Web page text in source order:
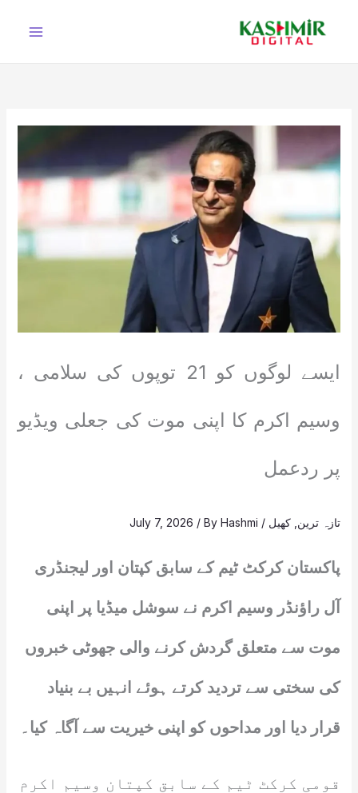
ایسے لوگوں کو 21 توپوں کی سلامی ،
وسیم اکرم کا اپنی موت کی جعلی ویڈیو
پر ردعمل
تازہ ترین کھیل /
July 7, 2026 / ByHashmi
پاکستان کرکٹ ٹیم کے سابق کپتان اور لیجنڈری
آل راؤنڈر وسیم اکرم نے سوشل میڈیا پر اپنی
موت سے متعلق گردش کرنے والی جھوٹی خبروں
کی سختی سے تردید کرتے ہوئے انہیں بے بنیاد
قرار دیا اور مداحوں کو اپنی خیریت سے آگاہ کیا۔
قومی کرکٹ ٹیم کے سابق کپتان وسیم اکرم